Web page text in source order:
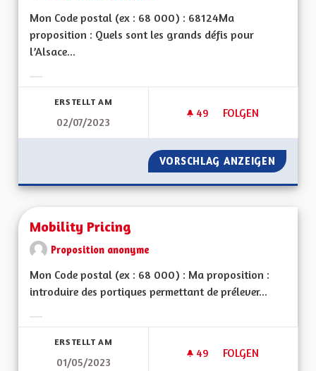
Mon Code postal (ex : 68 000) : 68124Ma
proposition : Quels sont les grands défis pour
l’Alsace...
ERSTELLT AM
02/07/2023
49 49 FOLLOWER
FOLGEN
FAVORISER LES
VORSCHLAG ANZEIGEN
Mobility Pricing
Proposition anonyme
Mon Code postal (ex : 68 000) : Ma proposition :
introduire des portiques permettant de prélever...
ERSTELLT AM
01/05/2023
49 49 FOLLOWER
FOLGEN
MOBILITY PRICING